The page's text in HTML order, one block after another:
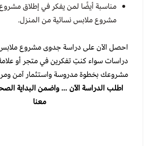
مناسبة أيضًا لمن يفكر في إطلاق مشروع
مشروع ملابس نسائية من المنزل.
احصل الآن على دراسة جدوى مشروع
دراسات سواء كنتِ تفكرين في متجر أو علامة
مشروعك بخطوة مدروسة واستثمار آمن
اطلب الدراسة الآن … واضمن البداية
معنا